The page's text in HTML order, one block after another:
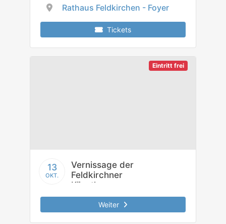
Rathaus Feldkirchen - Foyer
Tickets
Eintritt frei
13
OKT.
Vernissage der
Feldkirchner
Künstler
Weiter